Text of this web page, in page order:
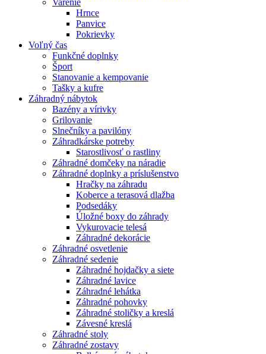
Hrnce
Panvice
Pokrievky
Voľný čas
Funkčné doplnky
Šport
Stanovanie a kempovanie
Tašky a kufre
Záhradný nábytok
Bazény a vírivky
Grilovanie
Slnečníky a pavilóny
Záhradkárske potreby
Starostlivosť o rastliny
Záhradné domčeky na náradie
Záhradné doplnky a príslušenstvo
Hračky na záhradu
Koberce a terasová dlažba
Podsedáky
Úložné boxy do záhrady
Vykurovacie telesá
Záhradné dekorácie
Záhradné osvetlenie
Záhradné sedenie
Záhradné hojdačky a siete
Záhradné lavice
Záhradné lehátka
Záhradné pohovky
Záhradné stoličky a kreslá
Závesné kreslá
Záhradné stoly
Záhradné zostavy